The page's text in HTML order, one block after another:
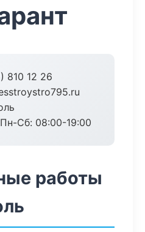
810 12 26
Пн-Сб: 08:00-19:00
работы